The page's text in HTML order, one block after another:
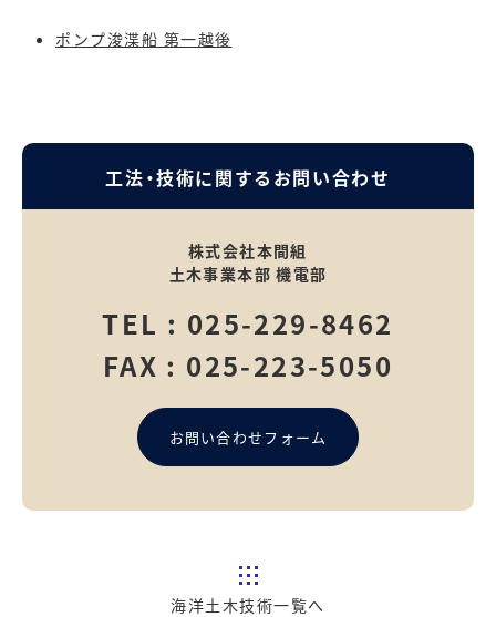
ポンプ浚渫船 第一越後
工法・技術に関するお問い合わせ
株式会社本間組
土木事業本部 機電部
TEL : 025-229-8462
FAX : 025-223-5050
お問い合わせフォーム
海洋土木技術一覧へ